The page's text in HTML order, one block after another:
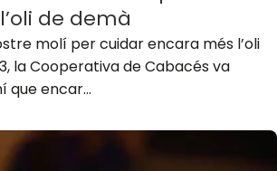
de demà
molí per cuidar encara més l’oli
la Cooperativa de Cabacés va
que encar...